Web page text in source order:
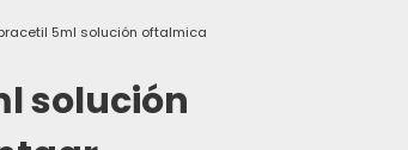
5ml solución oftalmica
solución